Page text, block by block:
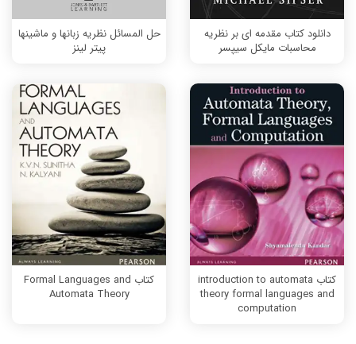
دانلود کتاب مقدمه ای بر نظریه
محاسبات مایکل سیپسر
حل المسائل نظریه زبانها و ماشینها
پیتر لینز
کتاب introduction to automata
theory formal languages and
computation
کتاب Formal Languages and
Automata Theory